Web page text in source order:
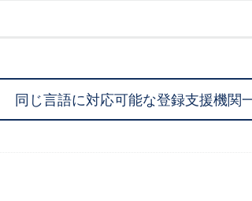
同じ言語に対応可能な登録支援機関